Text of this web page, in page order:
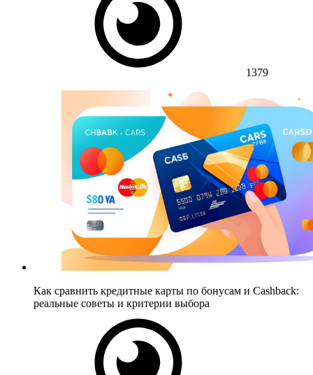
1379
Как сравнить кредитные карты по бонусам и Cashback:
реальные советы и критерии выбора